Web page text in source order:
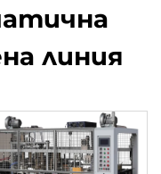
линия